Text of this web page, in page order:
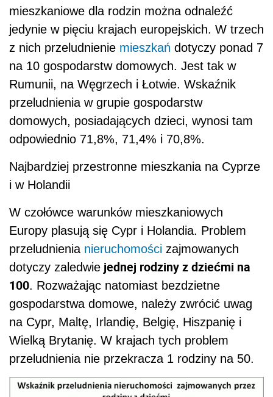
mieszkaniowe dla rodzin można odnaleźć
jedynie w pięciu krajach europejskich. W trzech
z nich przeludnienie mieszkań dotyczy ponad 7
na 10 gospodarstw domowych. Jest tak w
Rumunii, na Węgrzech i Łotwie. Wskaźnik
przeludnienia w grupie gospodarstw
domowych, posiadających dzieci, wynosi tam
odpowiednio 71,8%, 71,4% i 70,8%.
Najbardziej przestronne mieszkania na Cyprze
i w Holandii
W czołówce warunków mieszkaniowych
Europy plasują się Cypr i Holandia. Problem
przeludnienia nieruchomości zajmowanych
dotyczy zaledwie jednej rodziny z dziećmi na
100. Rozważając natomiast bezdzietne
gospodarstwa domowe, należy zwrócić uwag
na Cypr, Maltę, Irlandię, Belgię, Hiszpanię i
Wielką Brytanię. W krajach tych problem
przeludnienia nie przekracza 1 rodziny na 50.